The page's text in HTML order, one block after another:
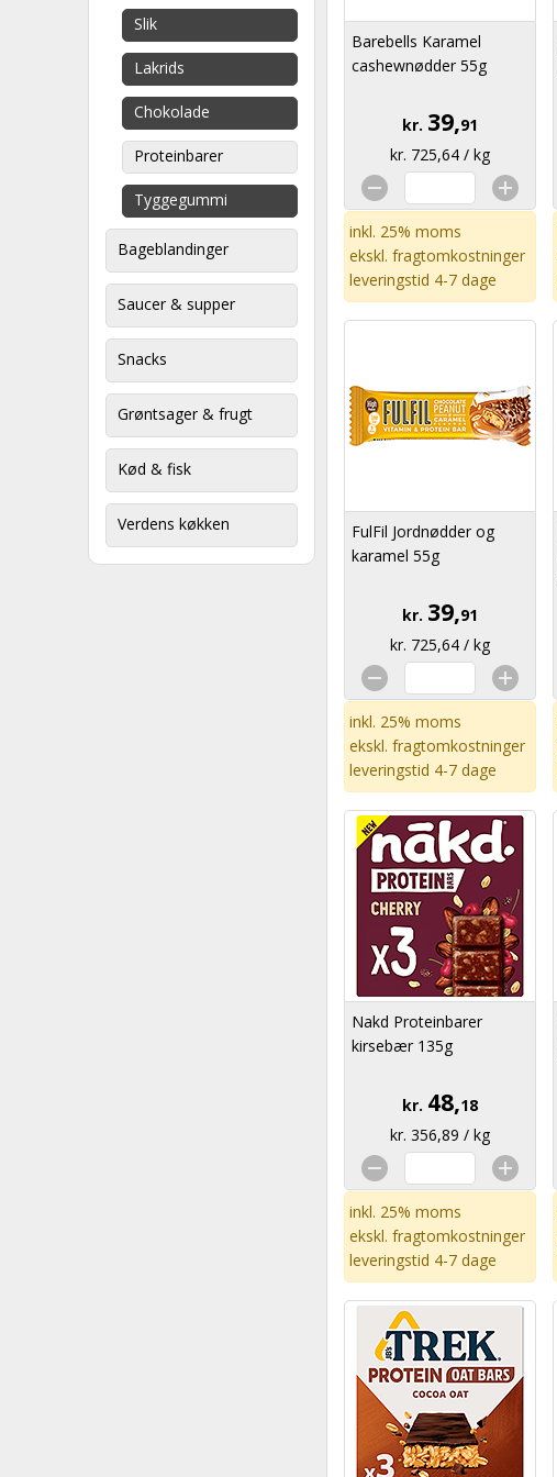
Slik
Lakrids
Chokolade
Proteinbarer
Tyggegummi
Bageblandinger
Saucer & supper
Snacks
Grøntsager & frugt
Kød & fisk
Verdens køkken
Barebells Karamel
cashewnødder 55g
kr. 39,91
kr. 725,64 / kg
inkl. 25% moms
ekskl. fragtomkostninger
leveringstid 4-7 dage
FulFil Jordnødder og
karamel 55g
kr. 39,91
kr. 725,64 / kg
inkl. 25% moms
ekskl. fragtomkostninger
leveringstid 4-7 dage
Nakd Proteinbarer
kirsebær 135g
kr. 48,18
kr. 356,89 / kg
inkl. 25% moms
ekskl. fragtomkostninger
leveringstid 4-7 dage